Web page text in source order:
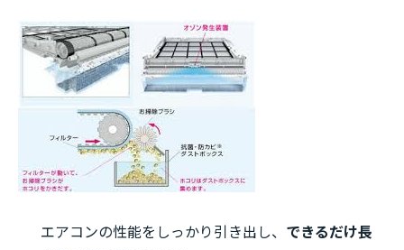
エアコンの性能をしっかり引き出し、 できるだけ長